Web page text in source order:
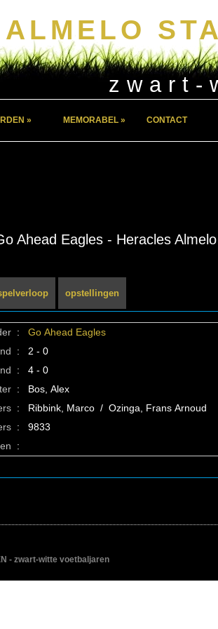
zwart-
» MEMORABEL » CONTACT
Ahead Eagles - Heracles
opstellingen
: Go Ahead Eagles
:
2 - 0
:
4 - 0
:
Bos, Alex
:
Ribbink, Marco / Ozinga, Frans Arnoud
:
9833
:
- zwart-witte voetbaljaren